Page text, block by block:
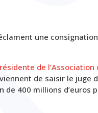
une
de l’Association
de saisir le juge
400 millions d’euros